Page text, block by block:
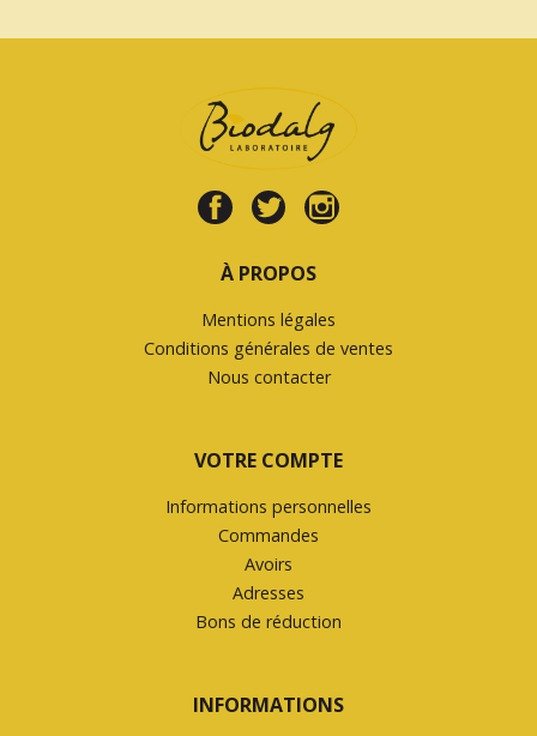
À PROPOS
Mentions légales
Conditions générales de ventes
Nous contacter
VOTRE COMPTE
Informations personnelles
Commandes
Avoirs
Adresses
Bons de réduction
INFORMATIONS